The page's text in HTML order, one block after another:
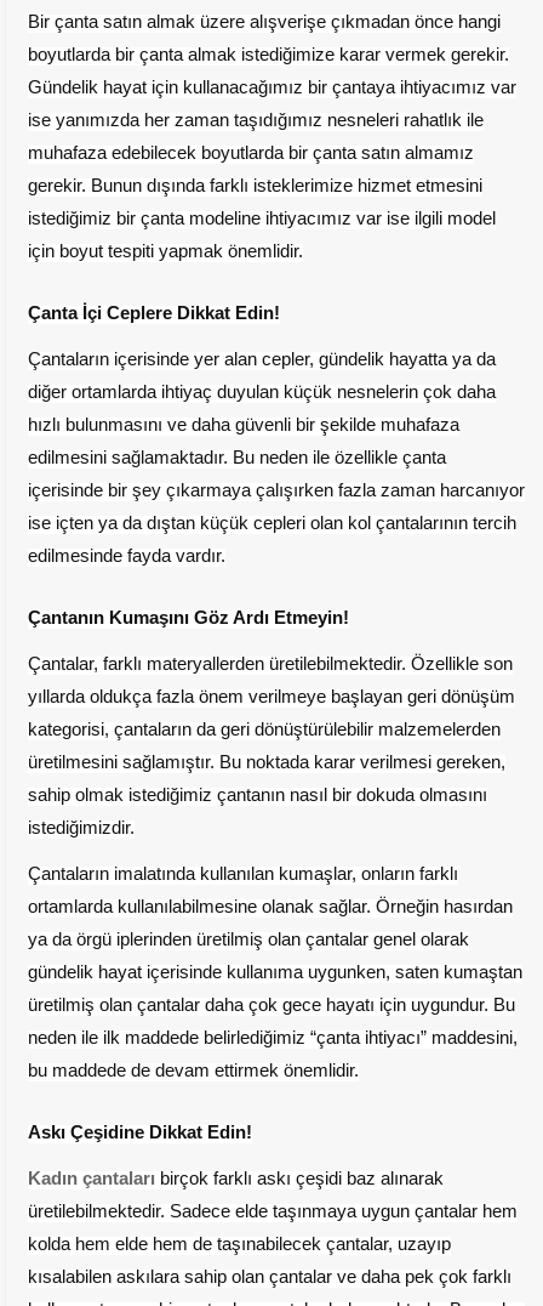
Bir çanta satın almak üzere alışverişe çıkmadan önce hangi
boyutlarda bir çanta almak istediğimize karar vermek gerekir.
Gündelik hayat için kullanacağımız bir çantaya ihtiyacımız var
ise yanımızda her zaman taşıdığımız nesneleri rahatlık ile
muhafaza edebilecek boyutlarda bir çanta satın almamız
gerekir. Bunun dışında farklı isteklerimize hizmet etmesini
istediğimiz bir çanta modeline ihtiyacımız var ise ilgili model
için boyut tespiti yapmak önemlidir.
Çanta İçi Ceplere Dikkat Edin!
Çantaların içerisinde yer alan cepler, gündelik hayatta ya da
diğer ortamlarda ihtiyaç duyulan küçük nesnelerin çok daha
hızlı bulunmasını ve daha güvenli bir şekilde muhafaza
edilmesini sağlamaktadır. Bu neden ile özellikle çanta
içerisinde bir şey çıkarmaya çalışırken fazla zaman harcanıyor
ise içten ya da dıştan küçük cepleri olan kol çantalarının tercih
edilmesinde fayda vardır.
Çantanın Kumaşını Göz Ardı Etmeyin!
Çantalar, farklı materyallerden üretilebilmektedir. Özellikle son
yıllarda oldukça fazla önem verilmeye başlayan geri dönüşüm
kategorisi, çantaların da geri dönüştürülebilir malzemelerden
üretilmesini sağlamıştır. Bu noktada karar verilmesi gereken,
sahip olmak istediğimiz çantanın nasıl bir dokuda olmasını
istediğimizdir.
Çantaların imalatında kullanılan kumaşlar, onların farklı
ortamlarda kullanılabilmesine olanak sağlar. Örneğin hasırdan
ya da örgü iplerinden üretilmiş olan çantalar genel olarak
gündelik hayat içerisinde kullanıma uygunken, saten kumaştan
üretilmiş olan çantalar daha çok gece hayatı için uygundur. Bu
neden ile ilk maddede belirlediğimiz “çanta ihtiyacı” maddesini,
bu maddede de devam ettirmek önemlidir.
Askı Çeşidine Dikkat Edin!
Kadın çantaları birçok farklı askı çeşidi baz alınarak
üretilebilmektedir. Sadece elde taşınmaya uygun çantalar hem
kolda hem elde hem de taşınabilecek çantalar, uzayıp
kısalabilen askılara sahip olan çantalar ve daha pek çok farklı